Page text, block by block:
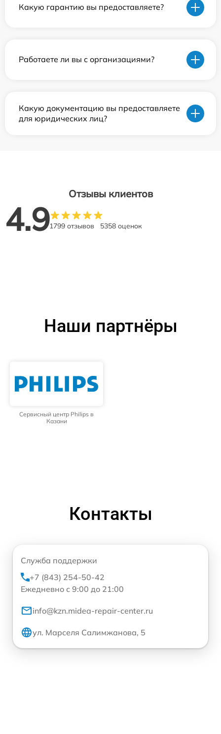
Какую гарантию вы предоставляете?
Работаете ли вы с организациями?
Какую документацию вы предоставляете
для юридических лиц?
Отзывы клиентов
4.91799 отзывов 5358 оценок
Наши партнёры
Сервисный центр Philips в
Казани
Контакты
Служба поддержки
+7 (843) 254-50-42
Ежедневно с 9:00 до 21:00
info@kzn.midea-repair-center.ru
ул. Марселя Салимжанова, 5